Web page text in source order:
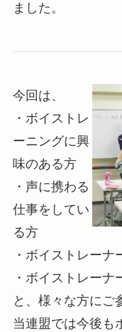
ました。
今回は、
・ボイストレ
ーニングに興
味のある方
・声に携わる
仕事をしてい
る方
・ボイストレーナ
・ボイストレー
と、様々な方にご
当連盟では今後も